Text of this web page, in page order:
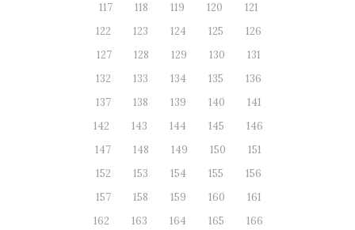
117
118 119 120
121
122
123 124 125
126
127
128 129 130
131
132
133 134 135
136
137
138 139 140
141
142
143 144 145
146
147
148 149 150
151
152
153 154 155
156
157
158 159 160
161
162
163 164 165
166